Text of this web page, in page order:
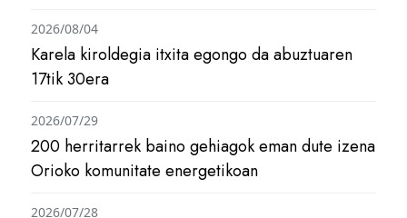
Karela kiroldegia itxita egongo da abuztuaren
17tik 30era
2026/08/04
200 herritarrek baino gehiagok eman dute izena
Orioko komunitate energetikoan
2026/07/29
2026/07/28